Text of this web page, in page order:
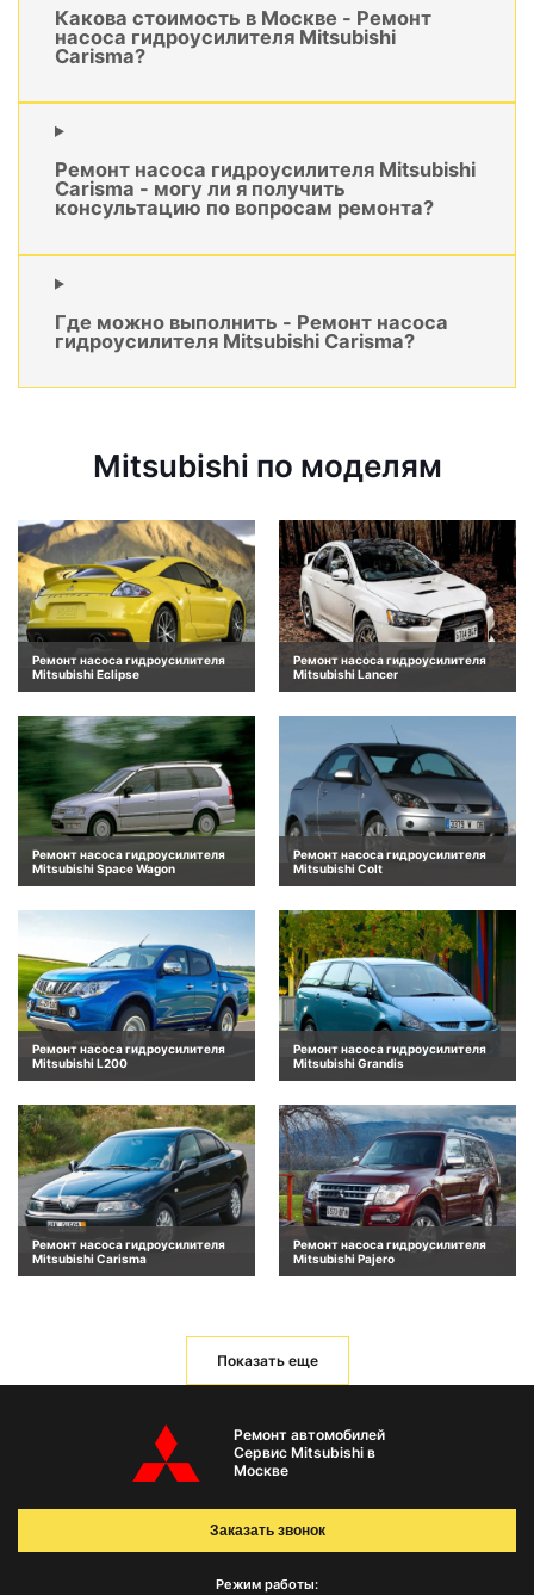
Какова стоимость в Москве - Ремонт
насоса гидроусилителя Mitsubishi
Carisma?
Ремонт насоса гидроусилителя Mitsubishi
Carisma - могу ли я получить
консультацию по вопросам ремонта?
Где можно выполнить - Ремонт насоса
гидроусилителя Mitsubishi Carisma?
Mitsubishi по моделям
Ремонт насоса гидроусилителя
Mitsubishi Eclipse
Ремонт насоса гидроусилителя
Mitsubishi Lancer
Ремонт насоса гидроусилителя
Mitsubishi Space Wagon
Ремонт насоса гидроусилителя
Mitsubishi Colt
Ремонт насоса гидроусилителя
Mitsubishi L200
Ремонт насоса гидроусилителя
Mitsubishi Grandis
Ремонт насоса гидроусилителя
Mitsubishi Carisma
Ремонт насоса гидроусилителя
Mitsubishi Pajero
Показать еще
Ремонт автомобилей
Сервис Mitsubishi в
Москве
Режим работы:
Заказать звонок